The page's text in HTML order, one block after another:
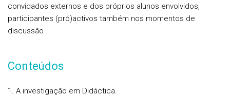
convidados externos e dos próprios alunos envolvidos,
participantes (pró)activos também nos momentos de
discussão
Conteúdos
1. A investigação em Didáctica.